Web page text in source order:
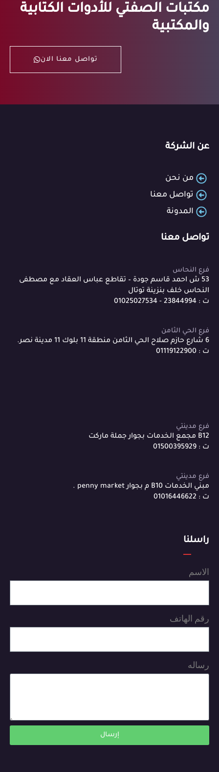
مكتبات الصفتي للأدوات الكتابية
والمكتبية
تواصل معنا الان
عن الشركة
من نحن
تواصل معنا
المدونة
تواصل معنا
فرع النحاس
53 ش احمد قاسم جودة – تقاطع عباس العقاد مع مصطفى
النحاس خلف بنزينة توتال
ت : 23844994 - 01025027534
فرع الحي الثامن
6 شارع حازم صلاح الحي الثامن منطقة 11 بلوك 11 مدينة نصر.
ت : 01119122900
فرع مدينتي
B12 مجمع الخدمات بجوار جملة ماركت
ت : 01500395929
فرع مدينتي
مبني الخدمات B10 م بجوار penny market .
ت : 01016446622
راسلنا
الاسم
رقم الهاتف
رساله
إرسال